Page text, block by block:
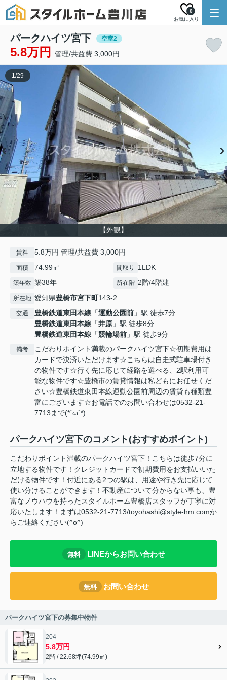
お気に入り
0
パークハイツ宮下 空室2
5.8万円 管理/共益費 3,000円
【外観】
1/29
賃料 5.8万円 管理/共益費 3,000円
面積 74.99㎡ 間取り 1LDK
築年数 築38年 所在階 2階/4階建
所在地 愛知県豊橋市宮下町143-2
交通 豊橋鉄道東田本線 「運動公園前 」駅 徒歩7分
豊橋鉄道東田本線 「井原 」駅 徒歩8分
豊橋鉄道東田本線 「競輪場前 」駅 徒歩9分
備考
こだわりポイント満載のパークハイツ宮下☆初期費用は
カードで決済いただけます☆こちらは自走式駐車場付き
の物件です☆行く先に応じて経路を選べる、2駅利用可
能な物件です☆豊橋市の賃貸情報は私どもにお任せくだ
さい☆豊橋鉄道東田本線運動公園前周辺の賃貸も種類豊
富にございます☆お電話でのお問い合わせは0532-21-
7713まで(*´ω`*)
パークハイツ宮下のコメント(おすすめポイント)
こだわりポイント満載のパークハイツ宮下！こちらは徒歩7分に
立地する物件です！クレジットカードで初期費用をお支払いいた
だける物件です！付近にある2つの駅は、用途や行き先に応じて
使い分けることができます！不動産について分からない事も、豊
富なノウハウを持ったスタイルホーム豊橋店スタッフが丁寧に対
応いたします！まずは0532-21-7713/toyohashi@style-hm.comか
らご連絡ください(^o^)
無料 LINEからお問い合わせ
無料 お問い合わせ
パークハイツ宮下の募集中物件
204
5.8万円
2階 / 22.68坪(74.99㎡)